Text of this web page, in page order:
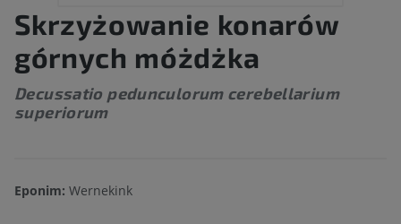
Skrzyżowanie konarów
górnych móżdżka
Decussatio pedunculorum cerebellarium
superiorum
Eponim: Wernekink